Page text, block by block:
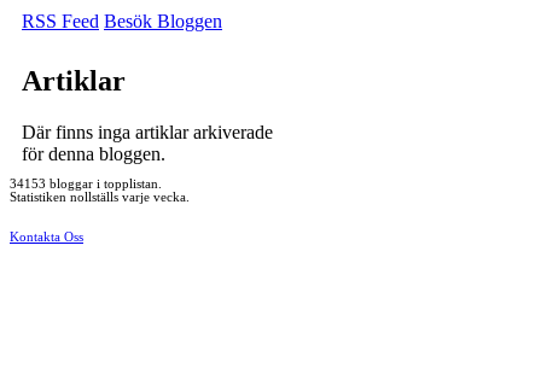
RSS Feed Besök Bloggen
Artiklar
Där finns inga artiklar arkiverade
för denna bloggen.
34153 bloggar i topplistan.
Statistiken nollställs varje vecka.
Kontakta Oss